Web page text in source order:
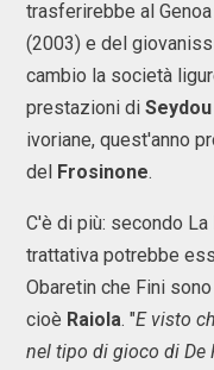
trasferirebbe al
(2003) e del
cambio la società
prestazioni di
ivoriane, quest'anno
del
Frosinone.
C'è di più: secondo La
trattativa potrebbe
Obaretin che Fini
cioè Raiola. "E visto
nel tipo di gioco di De